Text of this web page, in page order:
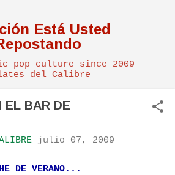
Está Usted
pop culture since 2009
del Calibre
EL BAR DE
julio 07, 2009
DE VERANO...